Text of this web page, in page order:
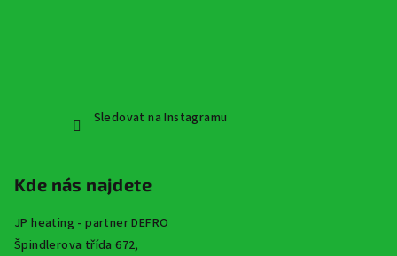
Sledovat na Instagramu
Kde nás najdete
JP heating - partner DEFRO
Špindlerova třída 672,